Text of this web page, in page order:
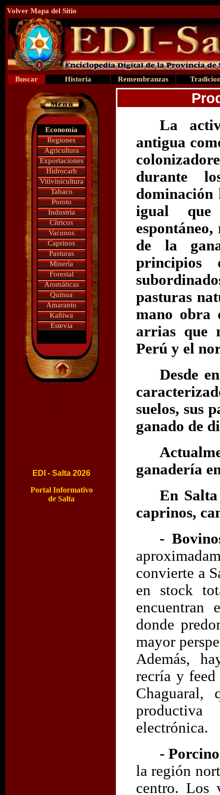
Volver Mapa del Sitio
Buscar Historia Remembranzas
Economía
Regiones
Agricultura
Exportaciones
Hidrocarb
Vitivinicultura
Tabaco
Poroto
Industria
Cítricos
Vacunos
Caprinos
Pasturas
Minería
Forestal
Aromáticas
Quinua
Amaranto
Kañiwa
Estevia
.
.
EDI - Salta 2026
Portal Informativo
de Salta
La
antigua
durante
dominación
igual que
de la
principios
pasturas
mano obra
arrias que
Perú y el
Desde
suelos, sus
ganado de
ganadería
En
caprinos,
-
convierte a
en stock
encuentran
donde
mayor
Además,
recría y
Chaguaral,
electrónica.
-
la región
centro. Los